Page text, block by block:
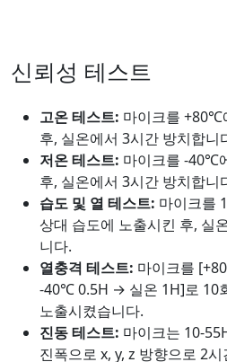
신뢰성 테스트
고온 테스트: 마이크를 +80℃
후, 실온에서 3시간 방치합니
저온 테스트: 마이크를 -40℃
후, 실온에서 3시간 방치합니
습도 및 열 테스트: 마이크를
상대 습도에 노출시킨 후, 실
니다.
열충격 테스트: 마이크를
-40℃ 0.5H → 실온 1H]로 10
노출시켰습니다.
진동 테스트: 마이크는 10-
진폭으로 x, y, z 방향으로 2